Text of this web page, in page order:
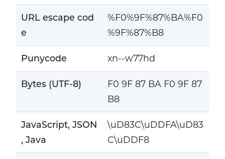
URL escape cod
e
%F0%9F%87%BA%F0
%9F%87%B8
Punycode xn--w77hd
Bytes (UTF-8)
F0 9F 87 BA F0 9F 87
B8
JavaScript, JSON
, Java
\uD83C\uDDFA\uD83
C\uDDF8